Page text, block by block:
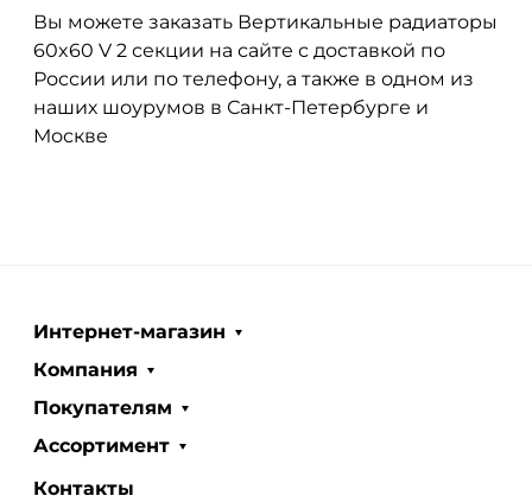
Вы можете заказать Вертикальные радиаторы
60x60 V 2 секции на сайте с доставкой по
России или по телефону, а также в одном из
наших шоурумов в Санкт-Петербурге и
Москве
Интернет-магазин
Компания
Покупателям
Ассортимент
Контакты